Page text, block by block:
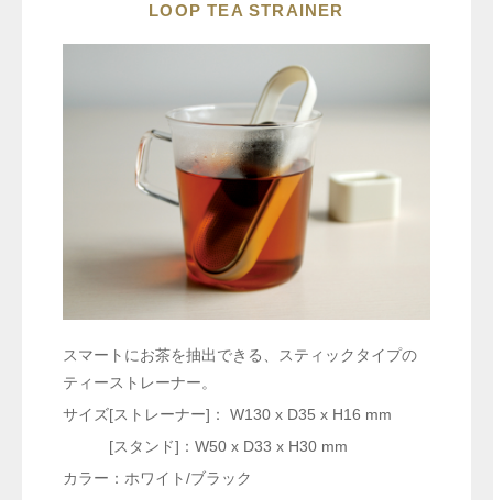
LOOP TEA STRAINER
スマートにお茶を抽出できる、スティックタイプの
ティーストレーナー。
サイズ[ストレーナー]： W130 x D35 x H16 mm
[スタンド]：W50 x D33 x H30 mm
カラー：ホワイト/ブラック